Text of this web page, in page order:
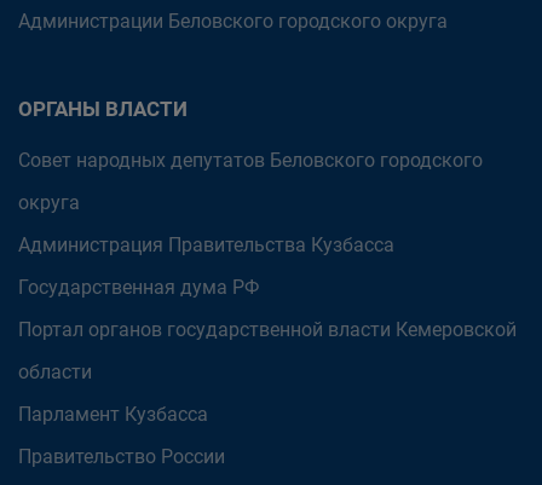
Администрации Беловского городского округа
ОРГАНЫ ВЛАСТИ
Совет народных депутатов Беловского городского
округа
Администрация Правительства Кузбасса
Государственная дума РФ
Портал органов государственной власти Кемеровской
области
Парламент Кузбасса
Правительство России